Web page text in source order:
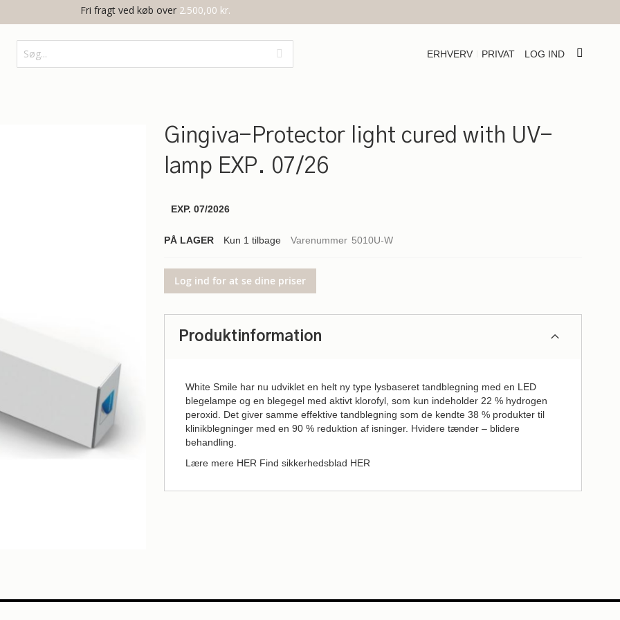
Fri fragt ved køb over 2.500,00 kr.
LOG IND
ERHVERV PRIVAT
Gingiva-Protector light cured with UV-
lamp EXP. 07/26
EXP. 07/2026
PÅ LAGER Kun 1 tilbage Varenummer 5010U-W
Log ind for at se dine priser
Produktinformation
White Smile har nu udviklet en helt ny type lysbaseret tandblegning med en LED
blegelampe og en blegegel med aktivt klorofyl, som kun indeholder 22 % hydrogen
peroxid. Det giver samme effektive tandblegning som de kendte 38 % produkter til
klinikblegninger med en 90 % reduktion af isninger. Hvidere tænder – blidere
behandling.
Lære mere HER Find sikkerhedsblad HER